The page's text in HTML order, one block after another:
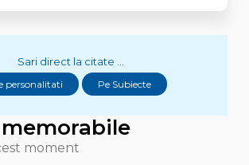
Sari direct la citate ...
personalitati Pe Subiecte
moment